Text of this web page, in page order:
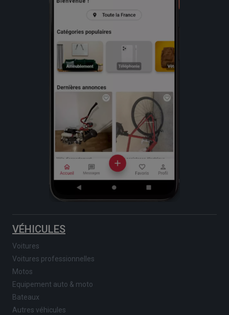
VÉHICULES
Voitures
Voitures professionnelles
Motos
Equipement auto & moto
Bateaux
Autres véhicules